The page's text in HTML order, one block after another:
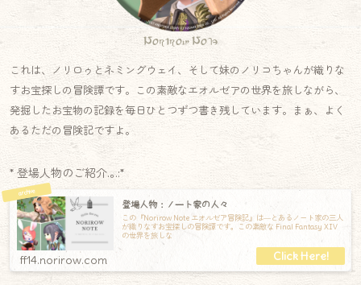
Norirow Note
これは、ノリロゥとネミングウェイ、そして妹のノリコちゃんが織りな
すお宝探しの冒険譚です。この素敵なエオルゼアの世界を旅しながら、
発掘したお宝物の記録を毎日ひとつずつ書き残しています。まぁ、よく
あるただの冒険記ですよ。
* 登場人物のご紹介.｡.:*
登場人物：ノート家の人々
この『Norirow Note エオルゼア冒険記』は―とあるノート家の三人
が織りなすお宝探しの冒険譚です。この素敵な Final Fantasy XIV
の世界を旅しな
ff14.norirow.com